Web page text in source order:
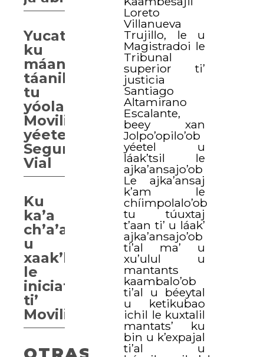
Loreto
Villanueva
Trujillo, le u
Magistradoi le
Tribunal
superior ti’
justicia
Santiago
Altamirano
Escalante,
beey xan
Jolpo’opilo’ob
yéetel u
láak’tsil le
ajka’ansajo’ob
Le ajka’ansaj
k’am le
chíimpolalo’ob
tu túuxtaj
t’aan ti’ u láak’
ajka’ansajo’ob
ti’al ma’ u
xu’ulul u
mantants
kaambalo’ob
ti’al u béeytal
u ketikubao
ichil le kuxtalil
mantats’ ku
bin u k’expajal
ti’al u
Yucatán
ku
máan
táanil
tu
yóolal
Movilidad
yéetel
Seguridad
Vial
Ku
ka’a
ch’a’ajo’olta’al
u
xaak’lil
le
iniciativa
ti’
Movilidad